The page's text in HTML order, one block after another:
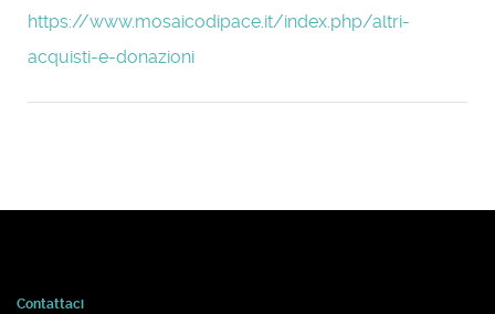
https://www.mosaicodipace.it/index.php/altri-
acquisti-e-donazioni
Contattaci